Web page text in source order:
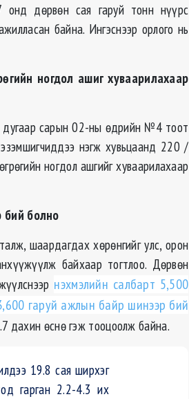
онд дөрвөн сая гаруй тонн нүүрс
байна. Ингэснээр орлого нь
ногдол ашиг хуваарилахаар
сарын 02-ны өдрийн №4 тоот
нэгж хувьцаанд 220 /
ногдол ашгийг хуваарилахаар
бий болно
шаардагдах хөрөнгийг улс, орон
байхаар тогтлоо. Дөрвөн
нэхмэлийн салбарт 5,500
гаруй ажлын байр шинээр бий
дахин өснө гэж тооцоолж байна.
19.8 сая ширхэг
гарган 2.2-4.3 их